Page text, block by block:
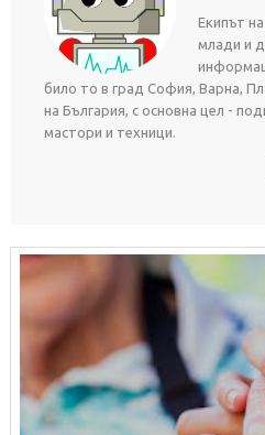
Екипът
млади и
било то в град София, Варна,
на България, с основна цел -
мастори и техници.